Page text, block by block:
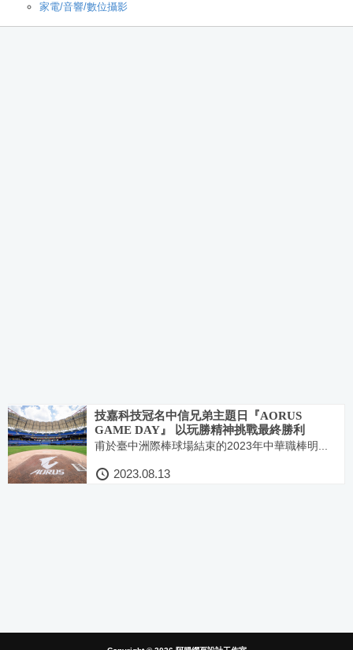
家電/音響/數位攝影
技嘉科技冠名中信兄弟主題日『AORUS
GAME DAY』 以玩勝精神挑戰最終勝利
甫於臺中洲際棒球場結束的2023年中華職棒明...
2023.08.13